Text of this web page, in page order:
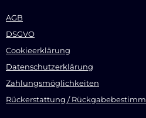
AGB
DSGVO
Cookieerklärung
Datenschutzerklärung
Zahlungsmöglichkeiten
Rückerstattung /